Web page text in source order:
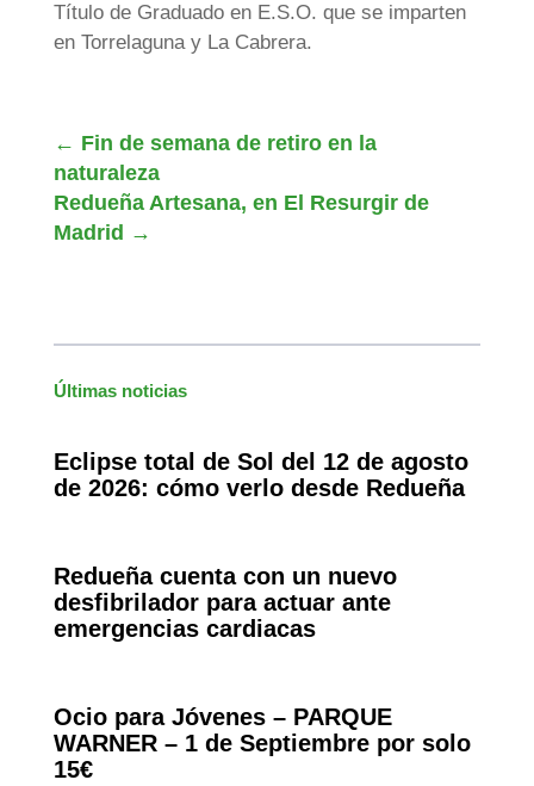
Título de Graduado en E.S.O. que se imparten
en Torrelaguna y La Cabrera.
← Fin de semana de retiro en la
naturaleza
Redueña Artesana, en El Resurgir de
Madrid →
Últimas noticias
Eclipse total de Sol del 12 de agosto
de 2026: cómo verlo desde Redueña
Redueña cuenta con un nuevo
desfibrilador para actuar ante
emergencias cardiacas
Ocio para Jóvenes – PARQUE
WARNER – 1 de Septiembre por solo
15€